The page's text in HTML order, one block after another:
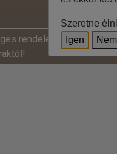
rendelés és az
Szeretne
Igen
Nem